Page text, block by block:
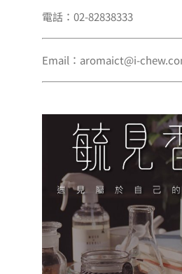
電話：02-82838333
Email：aromaict@i-